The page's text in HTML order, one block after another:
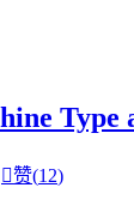
赞(12)